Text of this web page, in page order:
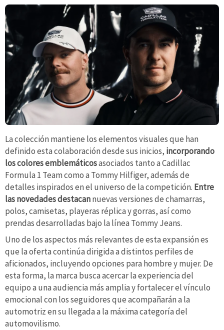
La colección mantiene los elementos visuales que han
definido esta colaboración desde sus inicios, incorporando
los colores emblemáticosasociados tanto a Cadillac
Formula 1 Team como a Tommy Hilfiger, además de
detalles inspirados en el universo de la competición. Entre
las novedades destacannuevas versiones de chamarras,
polos, camisetas, playeras réplica y gorras, así como
prendas desarrolladas bajo la línea Tommy Jeans.
Uno de los aspectos más relevantes de esta expansión es
que la oferta continúa dirigida a distintos perfiles de
aficionados, incluyendo opciones para hombre y mujer. De
esta forma, la marca busca acercar la experiencia del
equipo a una audiencia más amplia y fortalecer el vínculo
emocional con los seguidores que acompañarán a la
automotriz en su llegada a la máxima categoría del
automovilismo.